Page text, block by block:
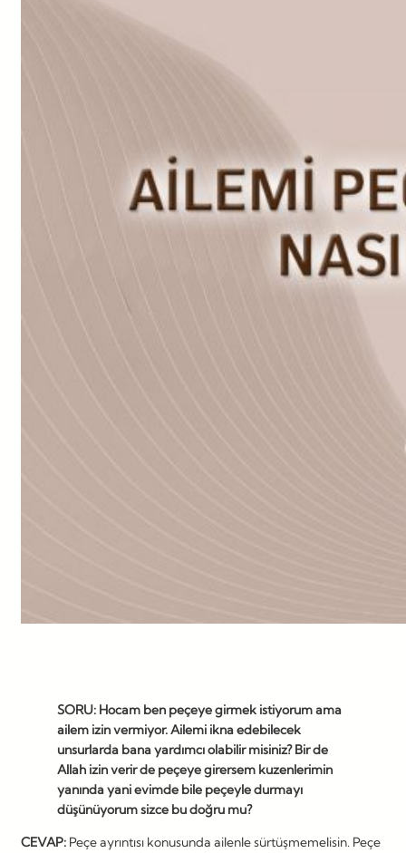
SORU: Hocam ben peçeye girmek istiyorum ama
ailem izin vermiyor. Ailemi ikna edebilecek
unsurlarda bana yardımcı olabilir misiniz? Bir de
Allah izin verir de peçeye girersem kuzenlerimin
yanında yani evimde bile peçeyle durmayı
düşünüyorum sizce bu doğru mu?
CEVAP: Peçe ayrıntısı konusunda ailenle sürtüşmemelisin. Peçe